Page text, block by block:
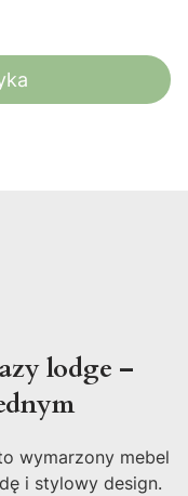
lodge –
wymarzony mebel
i stylowy design.